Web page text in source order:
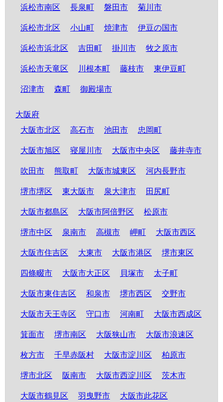
浜松市南区 長泉町 磐田市 菊川市
浜松市北区 小山町 焼津市 伊豆の国市
浜松市浜北区 吉田町 掛川市 牧之原市
浜松市天竜区 川根本町 藤枝市 東伊豆町
沼津市 森町 御殿場市
大阪府
大阪市北区
高石市 池田市 忠岡町
大阪市旭区 寝屋川市 大阪市中央区 藤井寺市
吹田市 熊取町 大阪市城東区 河内長野市
堺市堺区 東大阪市 泉大津市 田尻町
大阪市都島区 大阪市阿倍野区 松原市
堺市中区 泉南市 高槻市 岬町 大阪市西区
大阪市住吉区 大東市 大阪市港区 堺市東区
四條畷市 大阪市大正区 貝塚市 太子町
大阪市東住吉区 和泉市 堺市西区 交野市
大阪市天王寺区 守口市 河南町 大阪市西成区
箕面市 堺市南区 大阪狭山市 大阪市浪速区
枚方市 千早赤阪村 大阪市淀川区 柏原市
堺市北区 阪南市 大阪市西淀川区 茨木市
大阪市鶴見区 羽曳野市 大阪市此花区